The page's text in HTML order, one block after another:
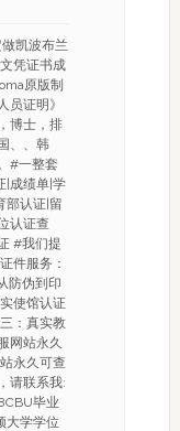
凯波布兰
凭证书成
原版制
员证明》
博士，排
、、韩
#一整套
|成绩单|学
部认证|留
认证查
#我们提
件服务：
防伪到印
使馆认证
：真实教
网站永久
永久可查
请联系我:
毕业
大学学位